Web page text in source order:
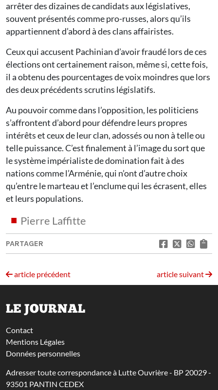
arrêter des dizaines de candidats aux législatives,
souvent présentés comme pro-russes, alors qu’ils
appartiennent d’abord à des clans affairistes.
Ceux qui accusent Pachinian d’avoir fraudé lors de ces
élections ont certainement raison, même si, cette fois,
il a obtenu des pourcentages de voix moindres que lors
des deux précédents scrutins législatifs.
Au pouvoir comme dans l’opposition, les politiciens
s’affrontent d’abord pour défendre leurs propres
intérêts et ceux de leur clan, adossés ou non à telle ou
telle puissance. C’est finalement à l’image du sort que
le système impérialiste de domination fait à des
nations comme l’Arménie, qui n’ont d’autre choix
qu’entre le marteau et l’enclume qui les écrasent, elles
et leurs populations.
Pierre Laffitte
PARTAGER
article précédent article suivant
LE JOURNAL
Contact
Mentions Légales
Données personnelles
Adresser toute correspondance à Lutte Ouvrière - BP 20029 -
93501 PANTIN CEDEX